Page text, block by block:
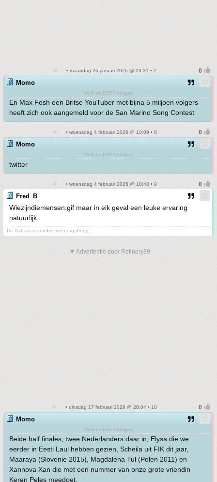
• maandag 26 januari 2026 @ 23:31 • 7
Momo
WLR en ESF hooligan
En Max Fosh een Britse YouTuber met bijna 5 miljoen volgers
heeft zich ook aangemeld voor de San Marino Song Contest
• woensdag 4 februari 2026 @ 10:09 • 8
Momo
WLR en ESF hooligan
twitter
• woensdag 4 februari 2026 @ 10:48 • 9
Fred_B
Wiezijndiemensen.gif maar in elk geval een leuke ervaring
natuurlijk.
De Sahara is zonder meer erg droog.
▼ Advertentie door Refinery89
• dinsdag 17 februari 2026 @ 20:04 • 10
Momo
WLR en ESF hooligan
Beide half finales, twee Nederlanders daar in, Elysa die we
eerder in Eesti Laul hebben gezien, Scheila uit FIK dit jaar,
Maaraya (Slovenie 2015), Magdalena Tul (Polen 2011) en
Xannova Xan die met een nummer van onze grote vriendin
Keren Peles meedoet.